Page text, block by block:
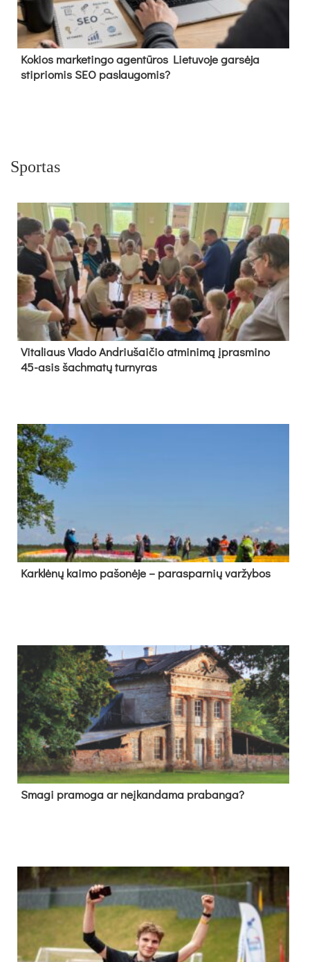
Kokios marketingo agentūros Lietuvoje garsėja
stipriomis SEO paslaugomis?
Sportas
Vi­ta­liaus Vla­do And­riu­šai­čio at­mi­ni­mą įpras­mi­no
45-asis šach­ma­tų tur­ny­ras
Kark­lė­nų kai­mo pa­šo­nė­je – pa­ras­par­nių var­žy­bos
Sma­gi pra­mo­ga ar neį­kan­da­ma pra­ban­ga?